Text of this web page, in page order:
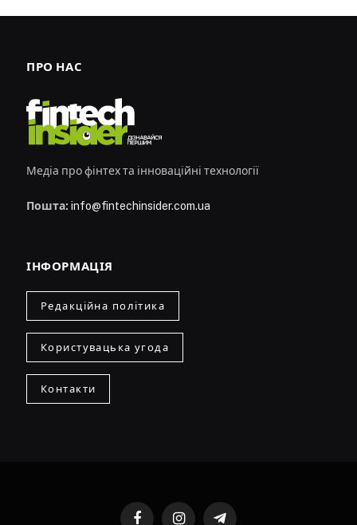
ПРО НАС
Медіа про фінтех та інноваційні технології
Пошта: info@fintechinsider.com.ua
ІНФОРМАЦІЯ
Редакційна політика
Користувацька угода
Контакти